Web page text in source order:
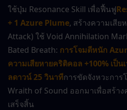
ใช้ปุ่ม Resonance Skill เพื่อฟื้นฟู
+ 1 Azure Plume, สร้างความเสีย
Attack) ใช้ Void Annihilation
Bated Breath: การโจมตีหนัก
ความเสียหายคริติคอล +100% เป็น
ลดาวน์ 25 วินาทีการขัดจังหวะกา
Wraith of Sound ออกมาเพื่อสร้าง
เสร็จสิ้น